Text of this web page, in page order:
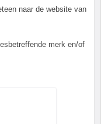
naar de website van
merk en/of